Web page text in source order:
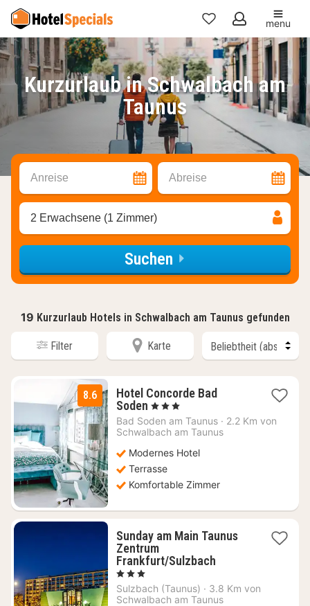
Meine
Favoriten
menu
Kurzurlaub in Schwalbach am
Taunus
Anreise Abreise
2 Erwachsene (1 Zimmer)
Suchen
19 Kurzurlaub Hotels in Schwalbach am Taunus gefunden
Filter Karte
8.6
Hotel Concorde Bad
Soden 1
Nacht
ab
€
, 3 Sterne
Bad Soden am Taunus · 2.2 Km von
Schwalbach am Taunus
Modernes Hotel
Terrasse
Komfortable Zimmer
Sunday am Main Taunus
Zentrum
Frankfurt/Sulzbach2
ab
79
, 3 Sterne
Sulzbach (Taunus) · 3.8 Km von
Schwalbach am Taunus